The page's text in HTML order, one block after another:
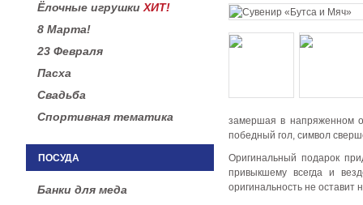
Ёлочные игрушки ХИТ!
8 Марта!
23 Февраля
Пасха
Свадьба
Спортивная тематика
ПОСУДА
Банки для меда
замершая в напряженном
победный гол, символ
Оригинальный подарок
привыкшему всегда и
оригинальность не оставит